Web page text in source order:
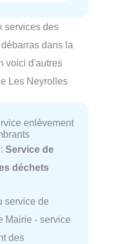
services des
dans la
voici d'autres
Les Neyrolles
enlèvement
Service de
déchets
service de
Mairie - service
des